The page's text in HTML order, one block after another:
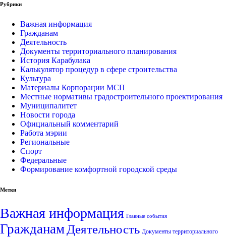
Рубрики
Важная информация
Гражданам
Деятельность
Документы территориального планирования
История Карабулака
Калькулятор процедур в сфере строительства
Культура
Материалы Корпорации МСП
Местные нормативы градостроительного проектирования
Муниципалитет
Новости города
Официальный комментарий
Работа мэрии
Региональные
Спорт
Федеральные
Формирование комфортной городской среды
Метки
Важная информация Главные события
Гражданам Деятельность Документы территориального